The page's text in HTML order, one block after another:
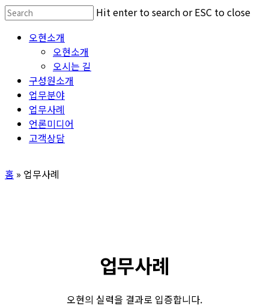
Skip
main
Hit enter to search or ESC to close
Search
Menu 오현소개
오현소개
오시는 길
구성원소개
업무분야
업무사례
언론미디어
고객상담
홈 » 업무사례
업무사례
오현의 실력을 결과로 입증합니다.